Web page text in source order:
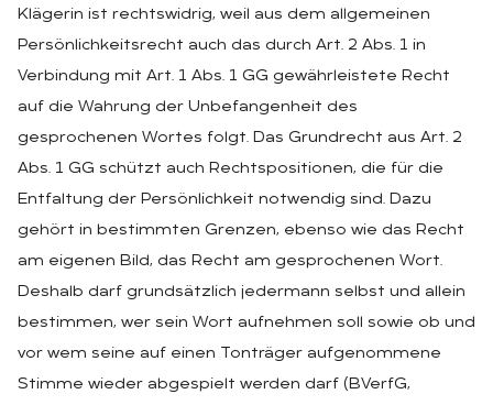
Klägerin ist rechtswidrig, weil aus dem allgemeinen
Persönlichkeitsrecht auch das durch Art. 2 Abs. 1 in
Verbindung mit Art. 1 Abs. 1 GG gewährleistete Recht
auf die Wahrung der Unbefangenheit des
gesprochenen Wortes folgt. Das Grundrecht aus Art. 2
Abs. 1 GG schützt auch Rechtspositionen, die für die
Entfaltung der Persönlichkeit notwendig sind. Dazu
gehört in bestimmten Grenzen, ebenso wie das Recht
am eigenen Bild, das Recht am gesprochenen Wort.
Deshalb darf grundsätzlich jedermann selbst und allein
bestimmen, wer sein Wort aufnehmen soll sowie ob und
vor wem seine auf einen Tonträger aufgenommene
Stimme wieder abgespielt werden darf (BVerfG,